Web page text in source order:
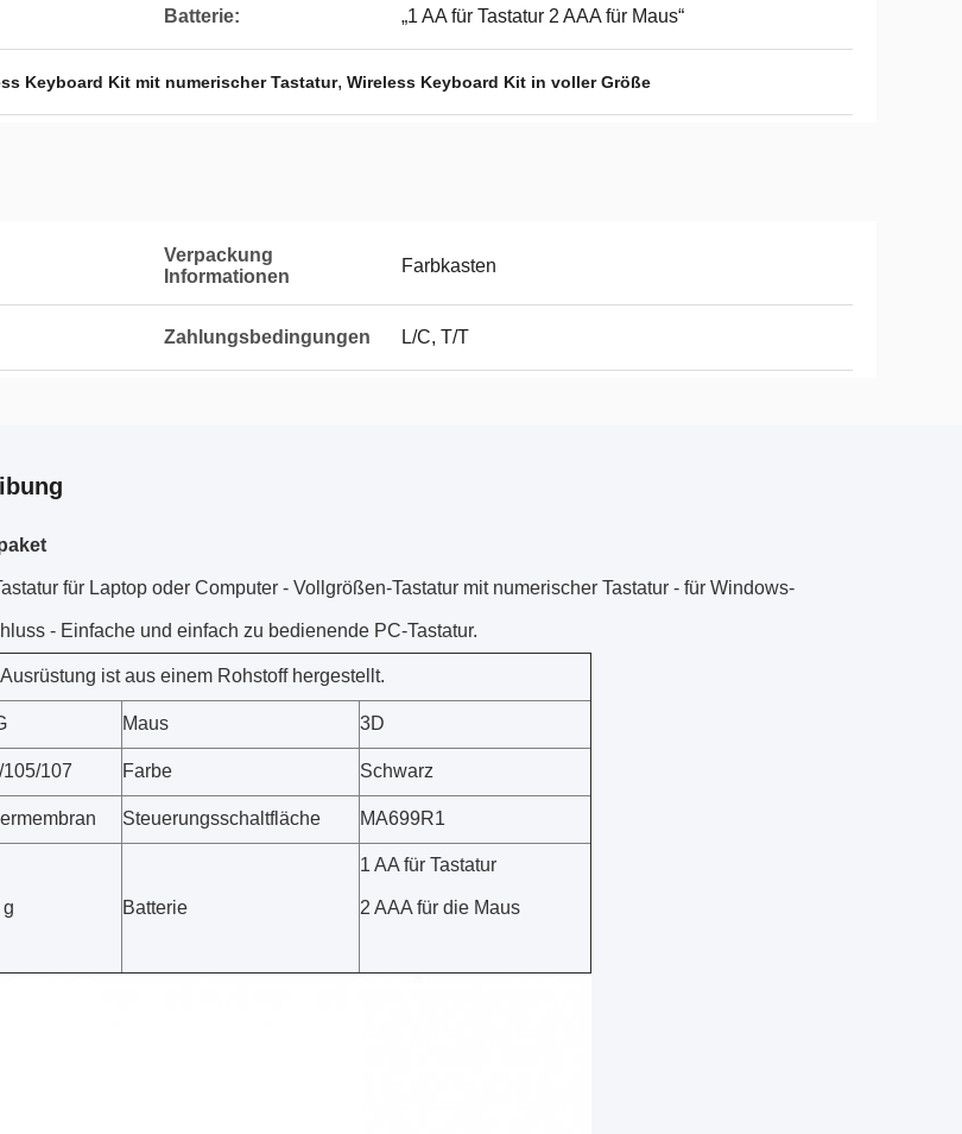
Batterie: „1 AA für Tastatur 2 AAA für Maus“
Keyboard Kit mit numerischer Tastatur, Wireless Keyboard Kit in voller Größe
Verpackung
Informationen
Farbkasten
Zahlungsbedingungen L/C, T/T
für Laptop oder Computer - Vollgrößen-Tastatur mit numerischer Tastatur - für Windows-
- Einfache und einfach zu bedienende PC-Tastatur.
ist aus einem Rohstoff hergestellt.
Maus 3D
105/107 Farbe Schwarz
Steuerungsschaltfläche MA699R1
Batterie
1 AA für Tastatur
2 AAA für die Maus